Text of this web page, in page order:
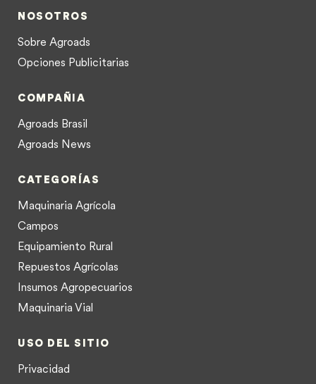
NOSOTROS
Sobre Agroads
Opciones Publicitarias
COMPAÑIA
Agroads Brasil
Agroads News
CATEGORÍAS
Maquinaria Agrícola
Campos
Equipamiento Rural
Repuestos Agrícolas
Insumos Agropecuarios
Maquinaria Vial
USO DEL SITIO
Privacidad